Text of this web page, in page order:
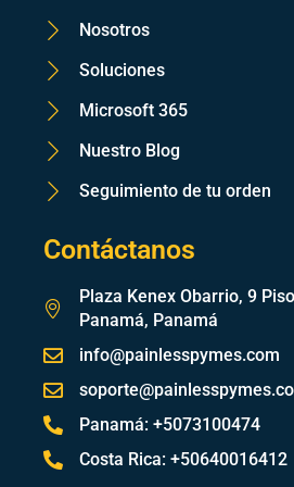
Nosotros
Soluciones
Microsoft 365
Nuestro Blog
Seguimiento de tu orden
Contáctanos
Plaza Kenex Obarrio, 9
Panamá, Panamá
info@painlesspymes.com
Panamá: +5073100474
Costa Rica: +50640016412